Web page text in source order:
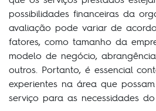
possibilidades financeiras da
avaliação pode variar de
fatores, como tamanho da
modelo de negócio,
outros. Portanto, é essencial
experientes na área que
serviço para as necessidades